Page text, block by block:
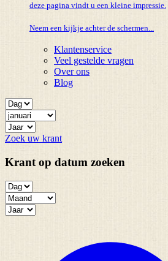
deze pagina vindt u een kleine impressie.
Neem een kijkje achter de schermen...
Klantenservice
Veel gestelde vragen
Over ons
Blog
Zoek uw krant
Krant op datum zoeken